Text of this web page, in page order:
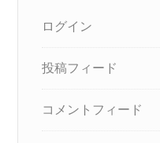
ログイン
投稿フィード
コメントフィード